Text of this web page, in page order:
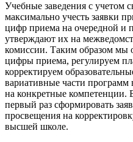
Учебные заведения с учетом
максимально учесть заявки
цифр приема на очередной и
утверждают их на
комиссии. Таким образом мы
цифры приема, регулируем
корректируем
вариативные части
на конкретные компетенции.
первый раз сформировать
просвещения на
высшей школе.